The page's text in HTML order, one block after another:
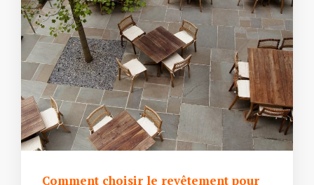
Comment choisir le revêtement pour